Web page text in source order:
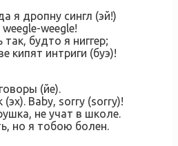
я дропну сингл (эй!)
weegle!
будто я ниггер;
кипят интриги (буэ)!
(йе).
(эх). Baby, sorry (sorry)!
не учат в школе.
но я тобою болен.